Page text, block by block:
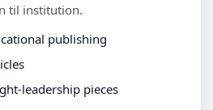
til institution.
publishing
leadership pieces